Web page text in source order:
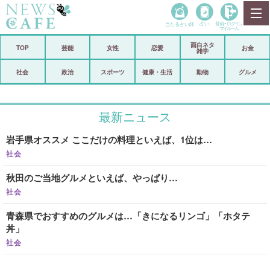
政治
スポーツ
恋愛 ビックリ
コメントポスト アリ／ナシ
当たる占い師 占い 登録• ログイン
マイルーム
TOP 芸能 女性 恋愛
面白ネタ
雑学
お金
社会 政治 スポーツ 健康・生活 動物 グルメ
最新ニュース
岩手県オススメ ここだけの料理といえば、1位は…
社会
秋田のご当地グルメといえば、やっぱり…
社会
青森県でおすすめのグルメは…「きになるリンゴ」「ホタテ
丼」
社会